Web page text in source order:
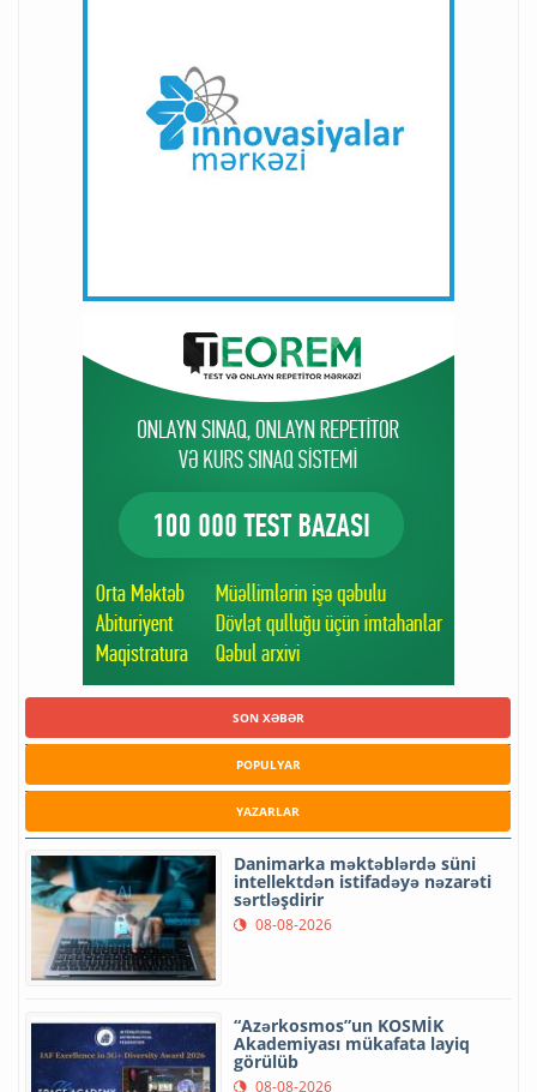
SON XƏBƏR
POPULYAR
YAZARLAR
Danimarka məktəblərdə süni
intellektdən istifadəyə nəzarəti
sərtləşdirir
08-08-2026
“Azərkosmos”un KOSMİK
Akademiyası mükafata layiq
görülüb
08-08-2026